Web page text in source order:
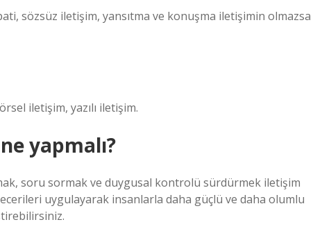
sözsüz iletişim, yansıtma ve konuşma iletişimin olmazsa
iletişim, yazılı iletişim.
yapmalı?
soru sormak ve duygusal kontrolü sürdürmek iletişim
uygulayarak insanlarla daha güçlü ve daha olumlu